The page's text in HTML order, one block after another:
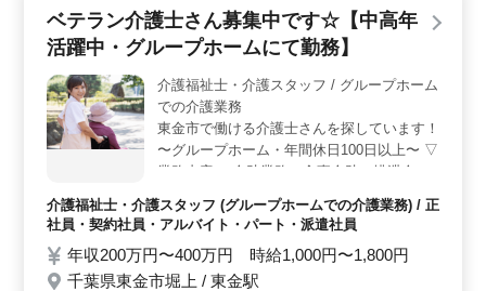
な方、長期にわたって安定した勤務を望む方に最適な環
境です。経験豊富なシニア世代の方々が、真摯な姿勢で
GWや有給休暇も充実しています。サポート体制も整備さ
れており、困ったときはすぐに助けあう環境です。仕事
と生活のバランスを重視する方にとって理想的な職場環
境です。
ベテラン介護士さん募集中です☆【中高年
活躍中・グループホームにて勤務】
介護福祉士・介護スタッフ / グループホーム
での介護業務
東金市で働ける介護士さんを探しています！
〜グループホーム・年間休日100日以上〜 ▽
業務内容 ・介助業務（食事介助、排泄介助
ションサポート ・書類作成、書類整理 ・サ
ービス利用者の家族との相談、助言 など ▽
備考 ・社会保険完備 ・交通費支給 ・長期勤
務可能 ・車通勤可能 経験重視の採用を行っ
介護福祉士・介護スタッフ (グループホームでの介護業務) / 正
社員・契約社員・アルバイト・パート・派遣社員
年収200万円〜400万円 時給1,000円〜1,800円
千葉県東金市堀上 / 東金駅